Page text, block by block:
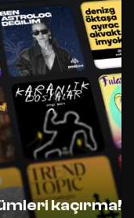
kaçırma!